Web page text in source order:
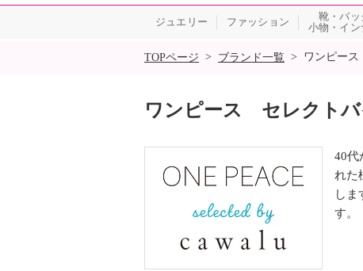
ジュエリー ファッション
靴・バッ
小物・イン
SALE
TOPページ > ブランド一覧 > ワンピー
ワンピース セレクト
40代
れた
しま
す。